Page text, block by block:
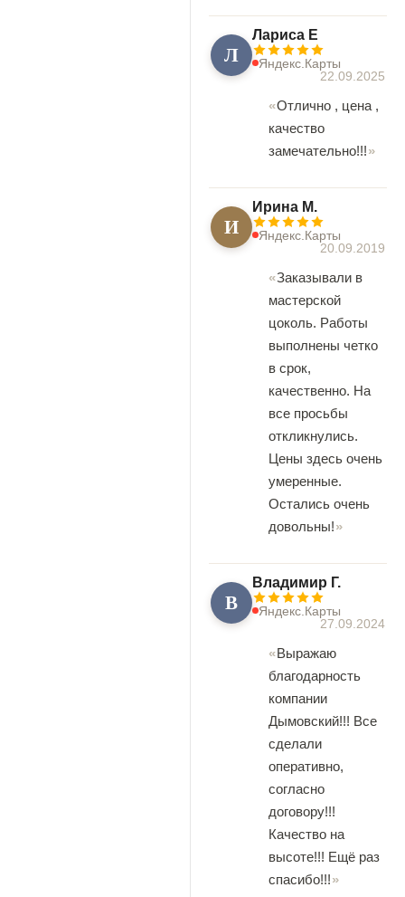
Л
Лариса Е
Яндекс.Карты
22.09.2025
Отлично , цена ,
качество
замечательно!!!
И
Ирина М.
Яндекс.Карты
20.09.2019
Заказывали в
мастерской
цоколь. Работы
выполнены четко
в срок,
качественно. На
все просьбы
откликнулись.
Цены здесь очень
умеренные.
Остались очень
довольны!
В
Владимир Г.
Яндекс.Карты
27.09.2024
Выражаю
благодарность
компании
Дымовский!!! Все
сделали
оперативно,
согласно
договору!!!
Качество на
высоте!!! Ещё раз
спасибо!!!